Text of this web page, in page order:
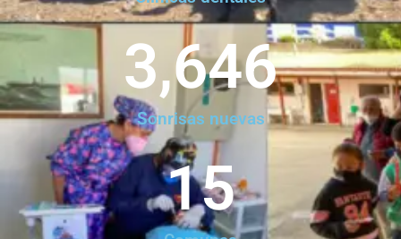
Sonrisas nuevas
3,646
15